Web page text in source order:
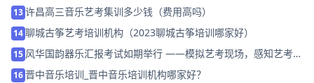
13许昌高三音乐艺考集训多少钱（费用高吗）
14聊城古筝艺考培训机构（2023聊城古筝培训哪家好）
15 风华国韵器乐汇报考试如期举行 ——模拟艺考现场，感知艺考氛
围！
16晋中音乐培训_晋中音乐培训机构哪家好？